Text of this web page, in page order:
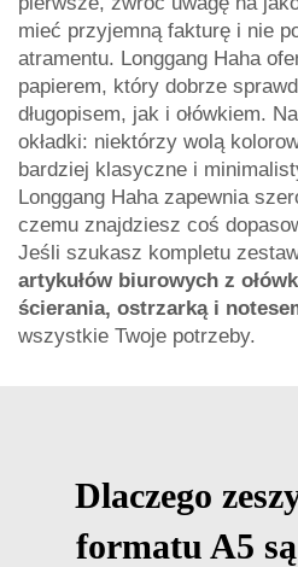
mieć przyjemną fakturę i nie
atramentu. Longgang Haha
papierem, który dobrze
długopisem, jak i ołówkiem.
okładki: niektórzy wolą
bardziej klasyczne i
Longgang Haha zapewnia
czemu znajdziesz coś
Jeśli szukasz kompletu
artykułów biurowych z
ścierania, ostrzarką i
wszystkie Twoje potrzeby.
Dlaczego
formatu A5